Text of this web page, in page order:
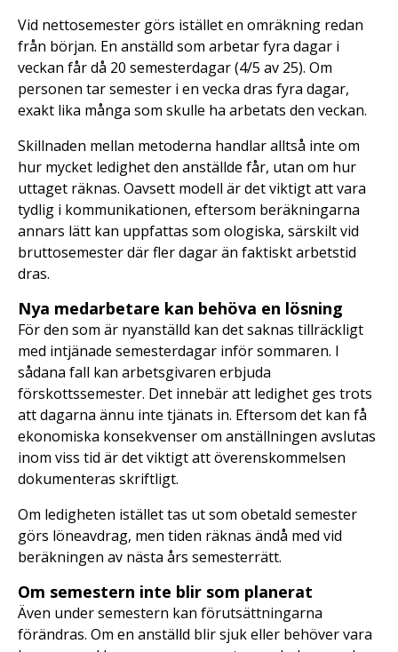
Vid nettosemester görs istället en omräkning redan
från början. En anställd som arbetar fyra dagar i
veckan får då 20 semesterdagar (4/5 av 25). Om
personen tar semester i en vecka dras fyra dagar,
exakt lika många som skulle ha arbetats den veckan.
Skillnaden mellan metoderna handlar alltså inte om
hur mycket ledighet den anställde får, utan om hur
uttaget räknas. Oavsett modell är det viktigt att vara
tydlig i kommunikationen, eftersom beräkningarna
annars lätt kan uppfattas som ologiska, särskilt vid
bruttosemester där fler dagar än faktiskt arbetstid
dras.
Nya medarbetare kan behöva en lösning
För den som är nyanställd kan det saknas tillräckligt
med intjänade semesterdagar inför sommaren. I
sådana fall kan arbetsgivaren erbjuda
förskottssemester. Det innebär att ledighet ges trots
att dagarna ännu inte tjänats in. Eftersom det kan få
ekonomiska konsekvenser om anställningen avslutas
inom viss tid är det viktigt att överenskommelsen
dokumenteras skriftligt.
Om ledigheten istället tas ut som obetald semester
görs löneavdrag, men tiden räknas ändå med vid
beräkningen av nästa års semesterrätt.
Om semestern inte blir som planerat
Även under semestern kan förutsättningarna
förändras. Om en anställd blir sjuk eller behöver vara